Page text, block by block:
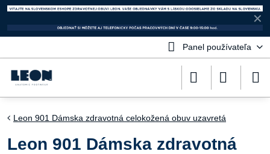
✕
Panel používateľa
Leon 901 Dámska zdravotná celokožená obuv uzavretá
Leon 901 Dámska zdravotná